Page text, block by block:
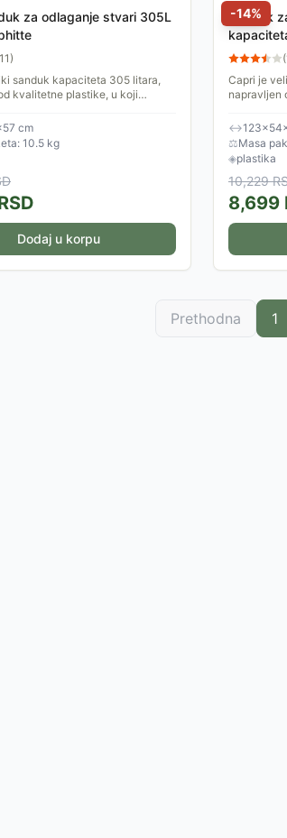
za odlaganje stvari 305L
11)
sanduk kapaciteta 305 litara,
kvalitetne plastike, u koji
cm
10.5 kg
Dodaj u korpu
-14%
Sanduk
(
Capri je
napravljen
opremu za
↔
⚖Masa
◈plastika
10,229
8,699
Prethodna 1